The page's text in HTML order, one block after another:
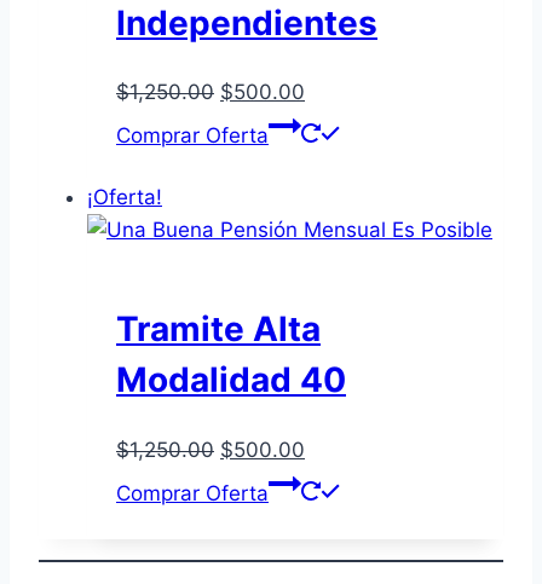
Independientes
$1,250.00 El
precio
$1,250.00.
$500.00
precio
$500.00.
Comprar Oferta
¡Oferta!
Tramite Alta
Modalidad 40
$1,250.00 El
precio
$500.00
precio
Comprar Oferta